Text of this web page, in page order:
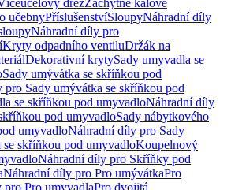
dřezZáchytné kalové
učebnyPříslušenstvíSloupyNáhradní díly
Náhradní díly pro
Kryty odpadního ventiluDržák na
Dekorativní krytySady umyvadla se
Sady umývátka se skříňkou pod
Sady umývátka se skříňkou pod
se skříňkou pod umyvadloNáhradní díly
pod umyvadloSady nábytkového
umyvadloNáhradní díly pro Sady
skříňkou pod umyvadloKoupelnový
Náhradní díly pro Skříňky pod
Náhradní díly pro Pro umývátkaPro
Pro umyvadlaPro dvojitá